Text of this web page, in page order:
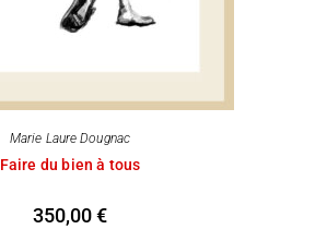
Marie Laure Dougnac
Faire du bien à tous
350,00€